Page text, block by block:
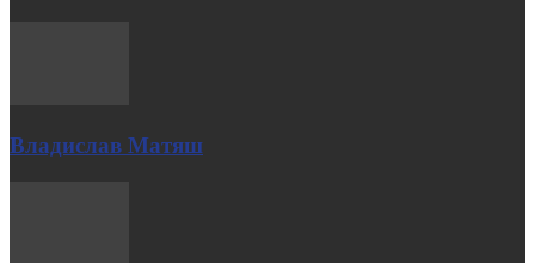
Владислав Матяш